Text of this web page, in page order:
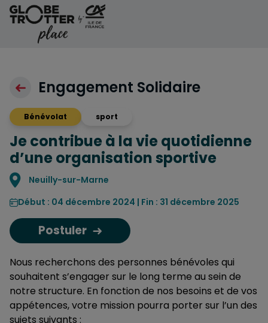
Aller au contenu
Engagement Solidaire
Bénévolat sport
Je contribue à la vie quotidienne
d’une organisation sportive
Localisation
Neuilly-sur-Marne
Début : 04 décembre 2024 | Fin : 31 décembre 2025
Postuler
Nous recherchons des personnes bénévoles qui
souhaitent s’engager sur le long terme au sein de
notre structure. En fonction de nos besoins et de vos
appétences, votre mission pourra porter sur l’un des
sujets suivants :